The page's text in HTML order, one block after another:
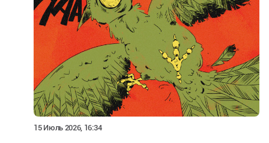
15 Июль 2026, 16:34